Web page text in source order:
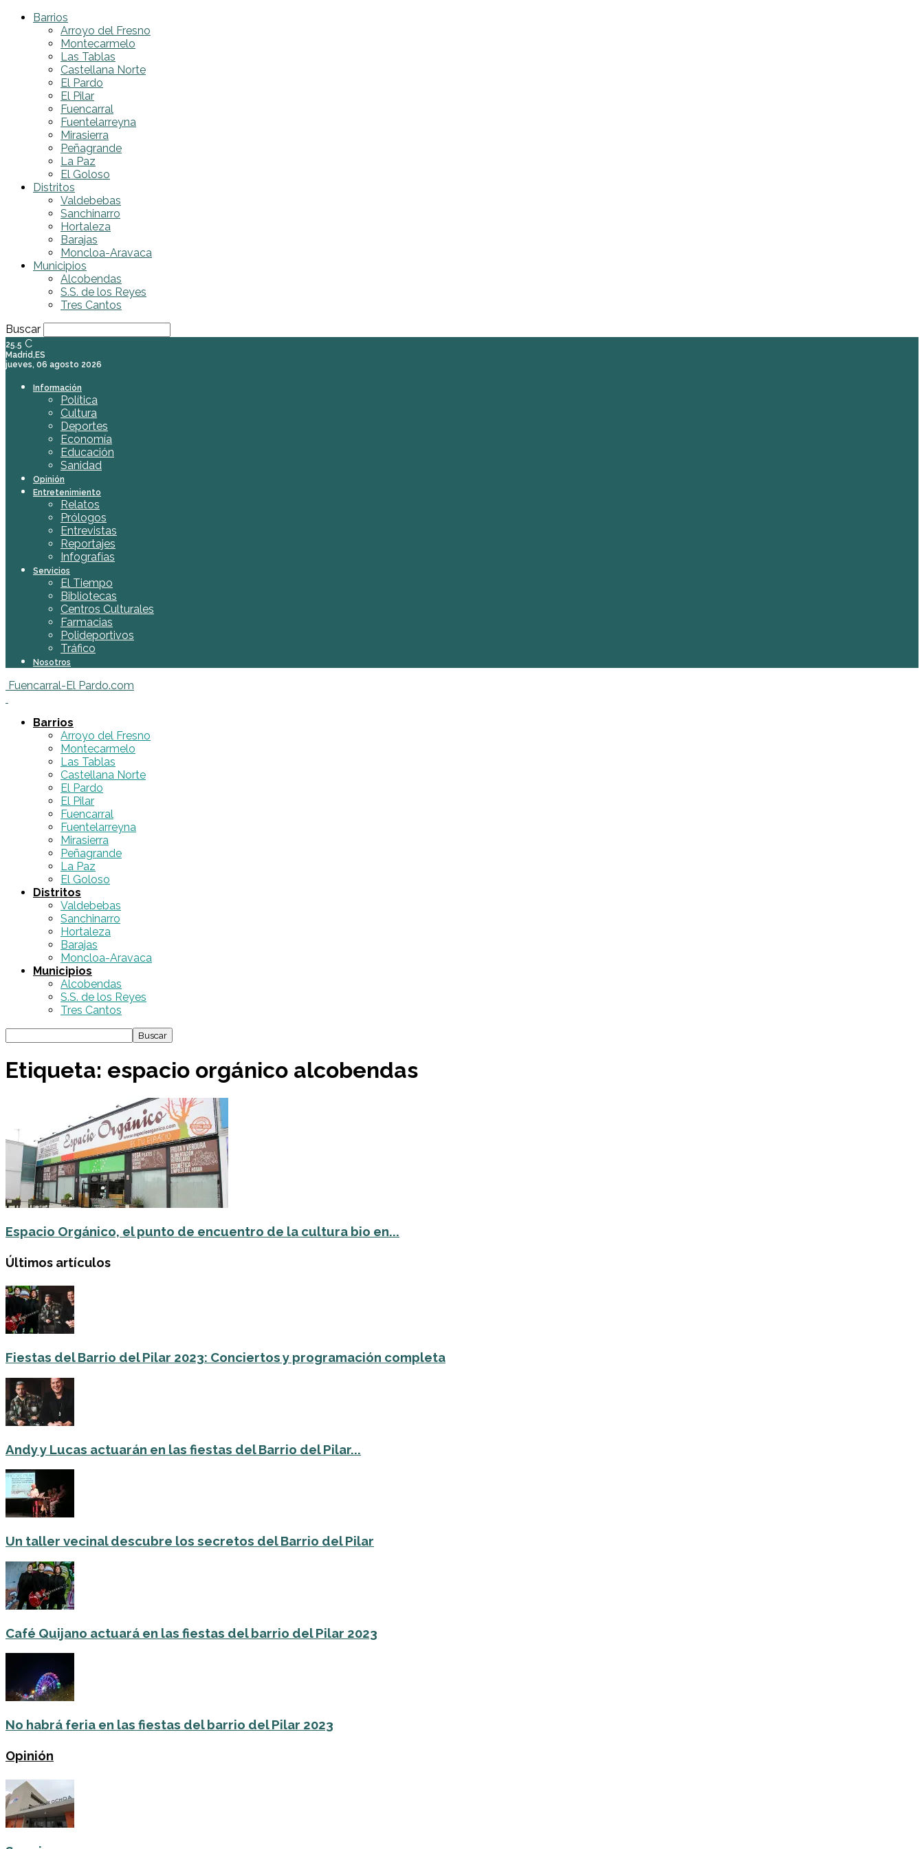
Barrios
Arroyo del Fresno
Montecarmelo
Las Tablas
Castellana Norte
El Pardo
El Pilar
Fuencarral
Fuentelarreyna
Mirasierra
Peñagrande
La Paz
El Goloso
Distritos
Valdebebas
Sanchinarro
Hortaleza
Barajas
Moncloa-Aravaca
Municipios
Alcobendas
S.S. de los Reyes
Tres Cantos
Buscar
25.5 C
Madrid,ES
jueves, 06 agosto 2026
Información
Política
Cultura
Deportes
Economía
Educación
Sanidad
Opinión
Entretenimiento
Relatos
Prólogos
Entrevistas
Reportajes
Infografías
Servicios
El Tiempo
Bibliotecas
Centros Culturales
Farmacias
Polideportivos
Tráfico
Nosotros
Fuencarral-El Pardo.com
Barrios
Arroyo del Fresno
Montecarmelo
Las Tablas
Castellana Norte
El Pardo
El Pilar
Fuencarral
Fuentelarreyna
Mirasierra
Peñagrande
La Paz
El Goloso
Distritos
Valdebebas
Sanchinarro
Hortaleza
Barajas
Moncloa-Aravaca
Municipios
Alcobendas
S.S. de los Reyes
Tres Cantos
Etiqueta: espacio orgánico alcobendas
Espacio Orgánico, el punto de encuentro de la cultura bio en...
Últimos artículos
Fiestas del Barrio del Pilar 2023: Conciertos y programación completa
Andy y Lucas actuarán en las fiestas del Barrio del Pilar...
Un taller vecinal descubre los secretos del Barrio del Pilar
Café Quijano actuará en las fiestas del barrio del Pilar 2023
No habrá feria en las fiestas del barrio del Pilar 2023
Opinión